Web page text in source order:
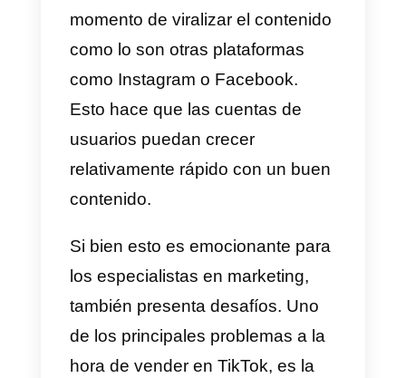
publicidad. Esto nos indica que
actualmente, muchos
emprendedores se encuentran
vendiendo sus productos y
servicios en esta plataforma. La
razón principal de esto, es que
TikTok no es tan severo al
momento de viralizar el
como lo son otras plataformas
como Instagram o Facebook.